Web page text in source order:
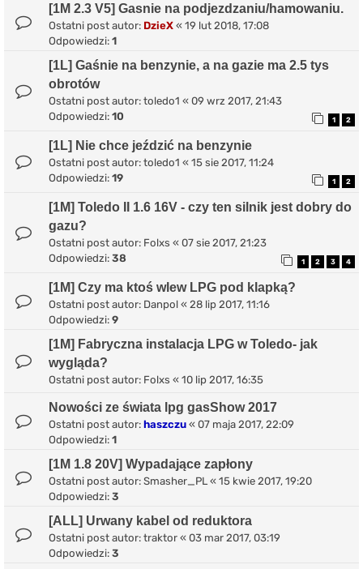
[1M 2.3 V5] Gasnie na podjezdzaniu/hamowaniu.
Ostatni post autor: DzieX « 19 lut 2018, 17:08
Odpowiedzi: 1
[1L] Gaśnie na benzynie, a na gazie ma 2.5 tys
obrotów
Ostatni post autor: toledo1 « 09 wrz 2017, 21:43
Odpowiedzi: 10 1 2
[1L] Nie chce jeździć na benzynie
Ostatni post autor: toledo1 « 15 sie 2017, 11:24
Odpowiedzi: 19 1 2
[1M] Toledo II 1.6 16V - czy ten silnik jest dobry do
gazu?
Ostatni post autor: Folxs « 07 sie 2017, 21:23
Odpowiedzi: 38 1 2 3 4
[1M] Czy ma ktoś wlew LPG pod klapką?
Ostatni post autor: Danpol « 28 lip 2017, 11:16
Odpowiedzi: 9
[1M] Fabryczna instalacja LPG w Toledo- jak
wygląda?
Ostatni post autor: Folxs « 10 lip 2017, 16:35
Nowości ze świata lpg gasShow 2017
Ostatni post autor: haszczu « 07 maja 2017, 22:09
Odpowiedzi: 1
[1M 1.8 20V] Wypadające zapłony
Ostatni post autor: Smasher_PL « 15 kwie 2017, 19:20
Odpowiedzi: 3
[ALL] Urwany kabel od reduktora
Ostatni post autor: traktor « 03 mar 2017, 03:19
Odpowiedzi: 3